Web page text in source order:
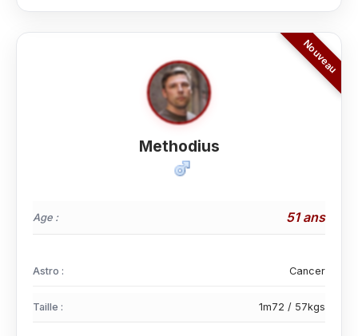
Methodius
Age : 51 ans
Astro : Cancer
Taille : 1m72 / 57kgs